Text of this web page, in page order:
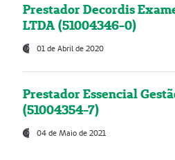
Prestador Decordis
LTDA (51004346-0)
01 de Abril de 2020
Prestador Essencial
(51004354-7)
04 de Maio de 2021